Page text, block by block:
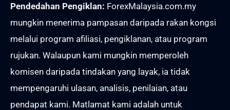
Pendedahan Pengiklan: ForexMalaysia.com.my
mungkin menerima pampasan daripada rakan kongsi
melalui program afiliasi, pengiklanan, atau program
rujukan. Walaupun kami mungkin memperoleh
komisen daripada tindakan yang layak, ia tidak
mempengaruhi ulasan, analisis, penilaian, atau
pendapat kami. Matlamat kami adalah untuk